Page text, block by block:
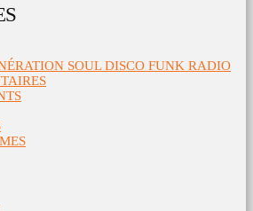
SOUL DISCO FUNK RADIO